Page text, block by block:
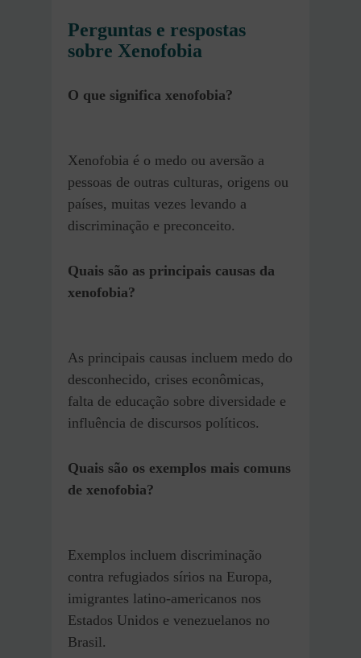
Perguntas e respostas
sobre Xenofobia
O que significa xenofobia?
Xenofobia é o medo ou aversão a
pessoas de outras culturas, origens ou
países, muitas vezes levando a
discriminação e preconceito.
Quais são as principais causas da
xenofobia?
As principais causas incluem medo do
desconhecido, crises econômicas,
falta de educação sobre diversidade e
influência de discursos políticos.
Quais são os exemplos mais comuns
de xenofobia?
Exemplos incluem discriminação
contra refugiados sírios na Europa,
imigrantes latino-americanos nos
Estados Unidos e venezuelanos no
Brasil.